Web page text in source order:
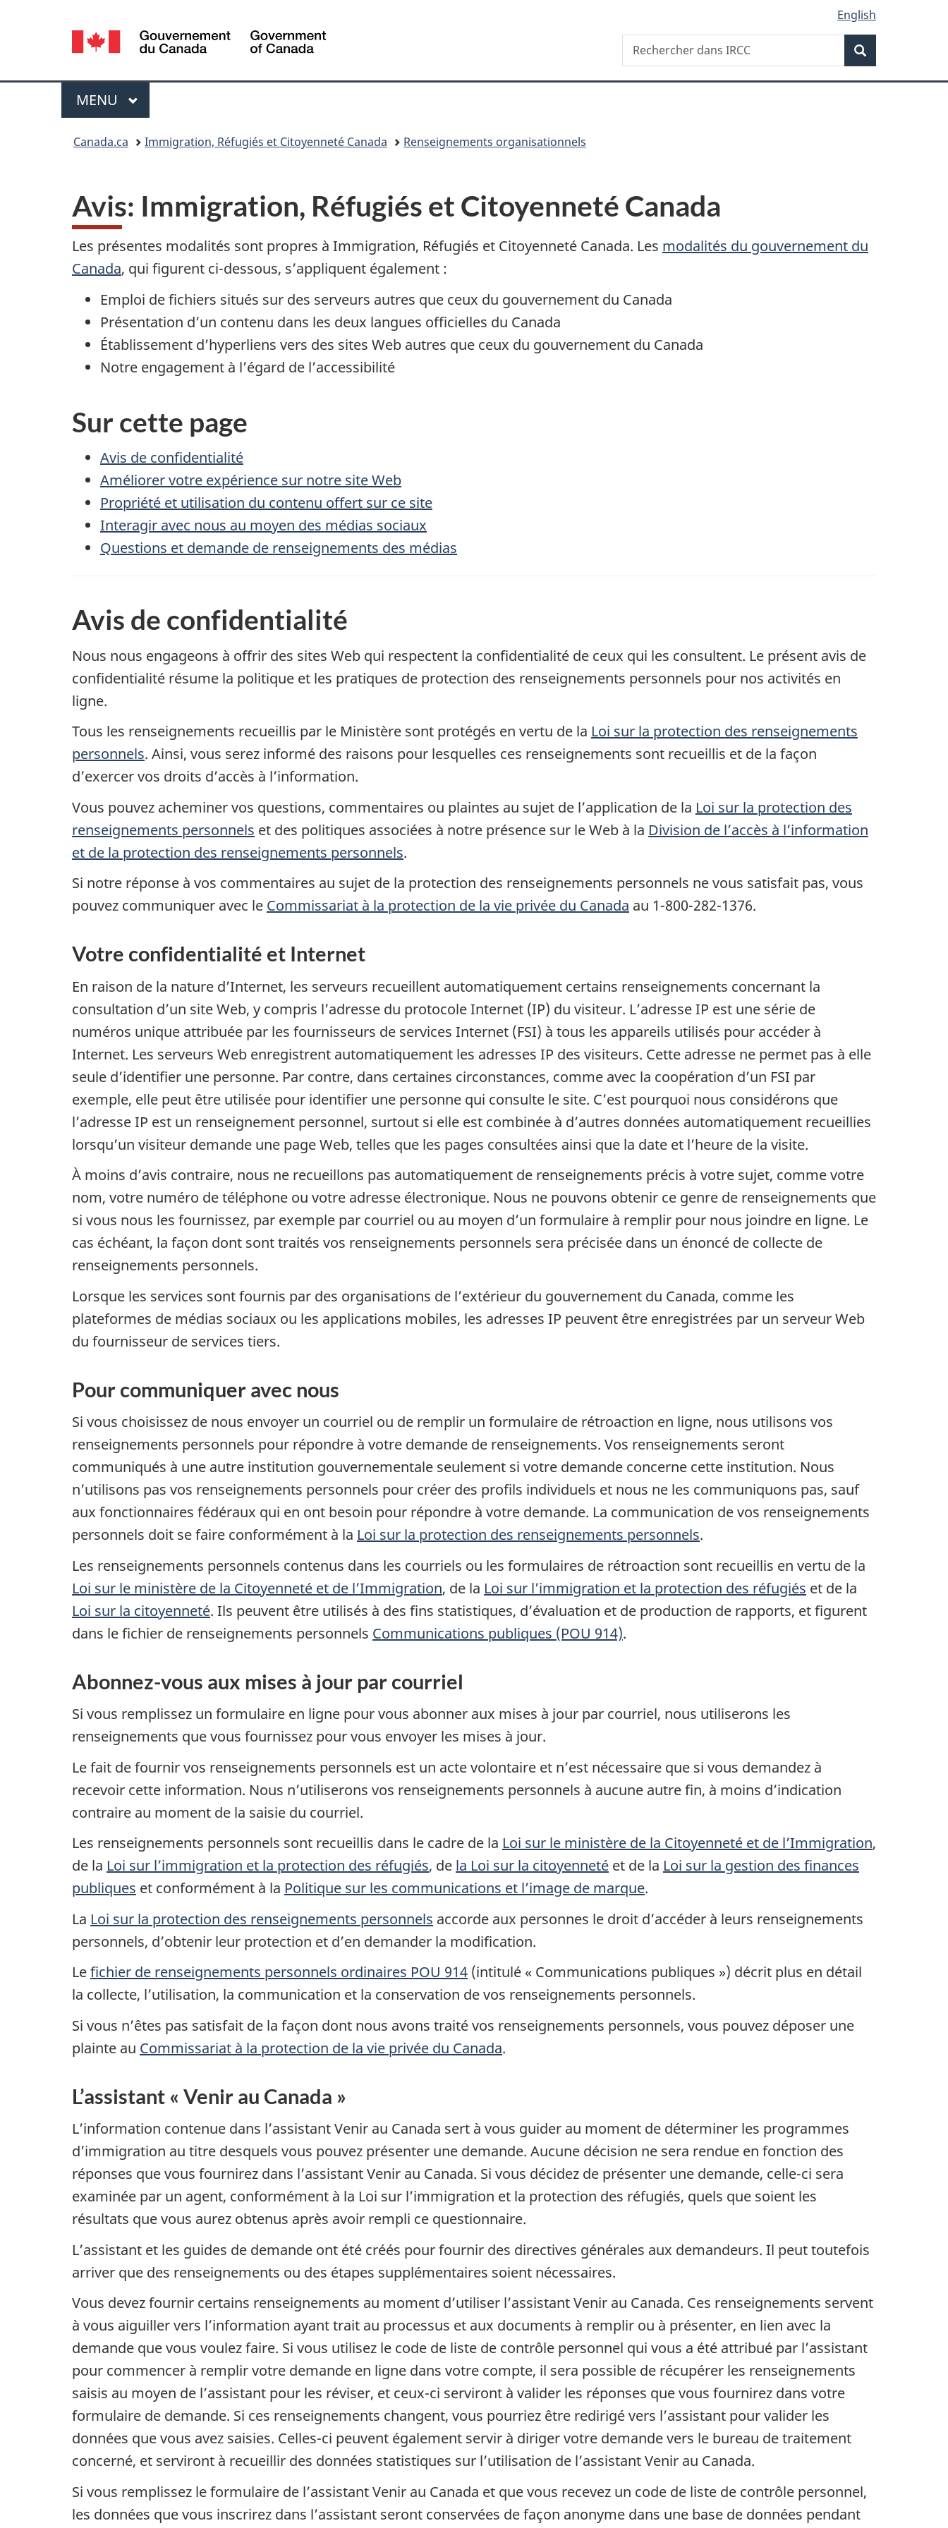
Invitations
sujet
HTML
Sélection
de
la
langue
English
Canada
Recherche
Rechercher
dans
Menu
MENU PRINCIPAL
Canada.ca Immigration, Réfugiés et Citoyenneté Canada Renseignements organisationnels
Avis: Immigration, Réfugiés et Citoyenneté Canada
Les présentes modalités sont propres à Immigration, Réfugiés et Citoyenneté Canada. Les modalités du gouvernement du
Canada, qui figurent ci-dessous, s’appliquent également :
Emploi de fichiers situés sur des serveurs autres que ceux du gouvernement du Canada
Présentation d’un contenu dans les deux langues officielles du Canada
Établissement d’hyperliens vers des sites Web autres que ceux du gouvernement du Canada
Notre engagement à l’égard de l’accessibilité
Sur cette page
Avis de confidentialité
Améliorer votre expérience sur notre site Web
Propriété et utilisation du contenu offert sur ce site
Interagir avec nous au moyen des médias sociaux
Questions et demande de renseignements des médias
Avis de confidentialité
Nous nous engageons à offrir des sites Web qui respectent la confidentialité de ceux qui les consultent. Le présent avis de
confidentialité résume la politique et les pratiques de protection des renseignements personnels pour nos activités en
ligne.
Tous les renseignements recueillis par le Ministère sont protégés en vertu de la Loi sur la protection des renseignements
personnels. Ainsi, vous serez informé des raisons pour lesquelles ces renseignements sont recueillis et de la façon
d’exercer vos droits d’accès à l’information.
Vous pouvez acheminer vos questions, commentaires ou plaintes au sujet de l’application de la Loi sur la protection des
renseignements personnels et des politiques associées à notre présence sur le Web à la Division de l’accès à l’information
et de la protection des renseignements personnels.
Si notre réponse à vos commentaires au sujet de la protection des renseignements personnels ne vous satisfait pas, vous
pouvez communiquer avec le Commissariat à la protection de la vie privée du Canada au 1-800-282-1376.
Votre confidentialité et Internet
En raison de la nature d’Internet, les serveurs recueillent automatiquement certains renseignements concernant la
consultation d’un site Web, y compris l’adresse du protocole Internet (IP) du visiteur. L’adresse IP est une série de
numéros unique attribuée par les fournisseurs de services Internet (FSI) à tous les appareils utilisés pour accéder à
Internet. Les serveurs Web enregistrent automatiquement les adresses IP des visiteurs. Cette adresse ne permet pas à elle
seule d’identifier une personne. Par contre, dans certaines circonstances, comme avec la coopération d’un FSI par
exemple, elle peut être utilisée pour identifier une personne qui consulte le site. C’est pourquoi nous considérons que
l’adresse IP est un renseignement personnel, surtout si elle est combinée à d’autres données automatiquement recueillies
lorsqu’un visiteur demande une page Web, telles que les pages consultées ainsi que la date et l’heure de la visite.
À moins d’avis contraire, nous ne recueillons pas automatiquement de renseignements précis à votre sujet, comme votre
nom, votre numéro de téléphone ou votre adresse électronique. Nous ne pouvons obtenir ce genre de renseignements que
si vous nous les fournissez, par exemple par courriel ou au moyen d’un formulaire à remplir pour nous joindre en ligne. Le
cas échéant, la façon dont sont traités vos renseignements personnels sera précisée dans un énoncé de collecte de
renseignements personnels.
Lorsque les services sont fournis par des organisations de l’extérieur du gouvernement du Canada, comme les
plateformes de médias sociaux ou les applications mobiles, les adresses IP peuvent être enregistrées par un serveur Web
du fournisseur de services tiers.
Pour communiquer avec nous
Si vous choisissez de nous envoyer un courriel ou de remplir un formulaire de rétroaction en ligne, nous utilisons vos
renseignements personnels pour répondre à votre demande de renseignements. Vos renseignements seront
communiqués à une autre institution gouvernementale seulement si votre demande concerne cette institution. Nous
n’utilisons pas vos renseignements personnels pour créer des profils individuels et nous ne les communiquons pas, sauf
aux fonctionnaires fédéraux qui en ont besoin pour répondre à votre demande. La communication de vos renseignements
personnels doit se faire conformément à la Loi sur la protection des renseignements personnels.
Les renseignements personnels contenus dans les courriels ou les formulaires de rétroaction sont recueillis en vertu de la
Loi sur le ministère de la Citoyenneté et de l’Immigration, de la Loi sur l’immigration et la protection des réfugiés et de la
Loi sur la citoyenneté. Ils peuvent être utilisés à des fins statistiques, d’évaluation et de production de rapports, et figurent
dans le fichier de renseignements personnels Communications publiques (POU 914).
Abonnez-vous aux mises à jour par courriel
Si vous remplissez un formulaire en ligne pour vous abonner aux mises à jour par courriel, nous utiliserons les
renseignements que vous fournissez pour vous envoyer les mises à jour.
Le fait de fournir vos renseignements personnels est un acte volontaire et n’est nécessaire que si vous demandez à
recevoir cette information. Nous n’utiliserons vos renseignements personnels à aucune autre fin, à moins d’indication
contraire au moment de la saisie du courriel.
Les renseignements personnels sont recueillis dans le cadre de la Loi sur le ministère de la Citoyenneté et de l’Immigration,
de la Loi sur l’immigration et la protection des réfugiés, de la Loi sur la citoyenneté et de la Loi sur la gestion des finances
publiques et conformément à la Politique sur les communications et l’image de marque.
La Loi sur la protection des renseignements personnels accorde aux personnes le droit d’accéder à leurs renseignements
personnels, d’obtenir leur protection et d’en demander la modification.
Lefichier de renseignements personnels ordinaires POU 914 (intitulé « Communications publiques ») décrit plus en détail
la collecte, l’utilisation, la communication et la conservation de vos renseignements personnels.
Si vous n’êtes pas satisfait de la façon dont nous avons traité vos renseignements personnels, vous pouvez déposer une
plainte au Commissariat à la protection de la vie privée du Canada.
L’assistant « Venir au Canada »
L’information contenue dans l’assistant Venir au Canada sert à vous guider au moment de déterminer les programmes
d’immigration au titre desquels vous pouvez présenter une demande. Aucune décision ne sera rendue en fonction des
réponses que vous fournirez dans l’assistant Venir au Canada. Si vous décidez de présenter une demande, celle-ci sera
examinée par un agent, conformément à la Loi sur l’immigration et la protection des réfugiés, quels que soient les
résultats que vous aurez obtenus après avoir rempli ce questionnaire.
L’assistant et les guides de demande ont été créés pour fournir des directives générales aux demandeurs. Il peut toutefois
arriver que des renseignements ou des étapes supplémentaires soient nécessaires.
Vous devez fournir certains renseignements au moment d’utiliser l’assistant Venir au Canada. Ces renseignements servent
à vous aiguiller vers l’information ayant trait au processus et aux documents à remplir ou à présenter, en lien avec la
demande que vous voulez faire. Si vous utilisez le code de liste de contrôle personnel qui vous a été attribué par l’assistant
pour commencer à remplir votre demande en ligne dans votre compte, il sera possible de récupérer les renseignements
saisis au moyen de l’assistant pour les réviser, et ceux-ci serviront à valider les réponses que vous fournirez dans votre
formulaire de demande. Si ces renseignements changent, vous pourriez être redirigé vers l’assistant pour valider les
données que vous avez saisies. Celles-ci peuvent également servir à diriger votre demande vers le bureau de traitement
concerné, et serviront à recueillir des données statistiques sur l’utilisation de l’assistant Venir au Canada.
Si vous remplissez le formulaire de l’assistant Venir au Canada et que vous recevez un code de liste de contrôle personnel,
les données que vous inscrirez dans l’assistant seront conservées de façon anonyme dans une base de données pendant